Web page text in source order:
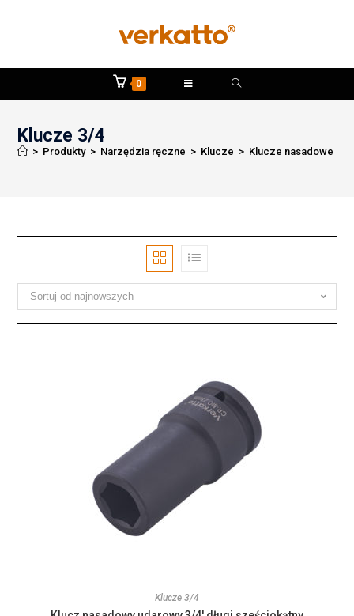
0
Klucze 3/4
> Produkty > Narzędzia ręczne > Klucze > Klucze nasadowe i
Sortuj od najnowszych
Klucze 3/4